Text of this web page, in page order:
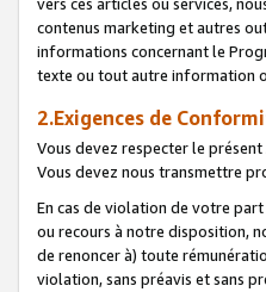
contenus marketing et autres
informations concernant le
texte ou tout autre information
2.Exigences de
Vous devez respecter le
Vous devez nous transmettre
En cas de violation de votre
ou recours à notre disposition,
de renoncer à) toute
violation, sans préavis et sans